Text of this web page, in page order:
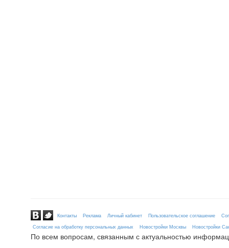
Контакты Реклама Личный кабинет Пользовательское соглашение
Согласие на обработку персональных данных
Новостройки Москвы Новостройки
По всем вопросам, связанным с актуальностью